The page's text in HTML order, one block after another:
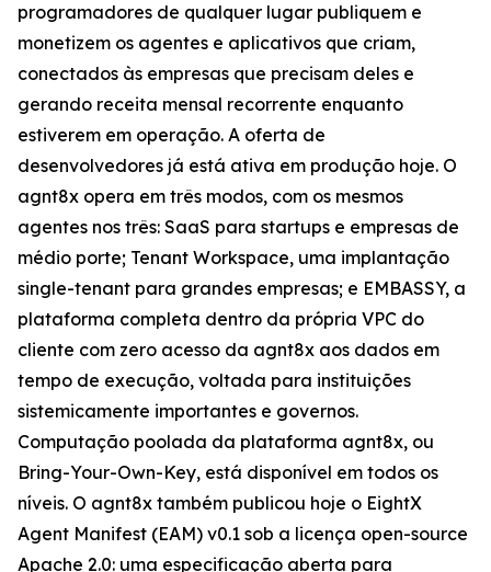
programadores de qualquer lugar publiquem e
monetizem os agentes e aplicativos que criam,
conectados às empresas que precisam deles e
gerando receita mensal recorrente enquanto
estiverem em operação. A oferta de
desenvolvedores já está ativa em produção hoje. O
agnt8x opera em três modos, com os mesmos
agentes nos três: SaaS para startups e empresas de
médio porte; Tenant Workspace, uma implantação
single-tenant para grandes empresas; e EMBASSY, a
plataforma completa dentro da própria VPC do
cliente com zero acesso da agnt8x aos dados em
tempo de execução, voltada para instituições
sistemicamente importantes e governos.
Computação poolada da plataforma agnt8x, ou
Bring-Your-Own-Key, está disponível em todos os
níveis. O agnt8x também publicou hoje o EightX
Agent Manifest (EAM) v0.1 sob a licença open-source
Apache 2.0: uma especificação aberta para